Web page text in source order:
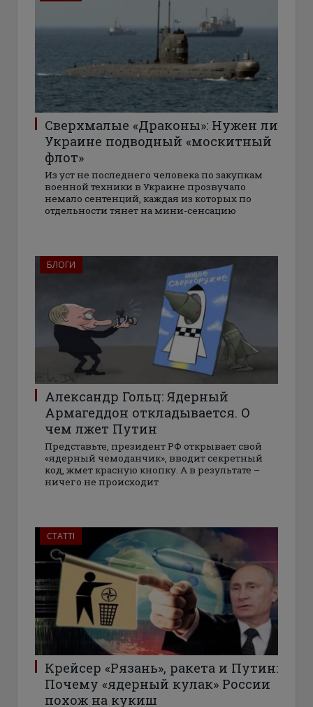
Cверхмалые «Драконы»: Нужен ли
Украине подводный «москитный
флот»
Из уст не последнего человека по закупкам
военной техники в Украине прозвучало
немало сентенций, каждая из которых по
отдельности тянет на мини-сенсацию
БЛОГИ
Александр Гольц: Ядерный
Армагеддон откладывается. О
чем лжет Путин
Представьте, президент РФ открывает свой
«ядерный чемоданчик», вводит секретный
код, жмет красную кнопку. А в результате –
ничего не происходит
СТАТТІ
Крейсер «Рязань», ракета и Путин:
Почему «ядерный кулак» России
похож на кукиш